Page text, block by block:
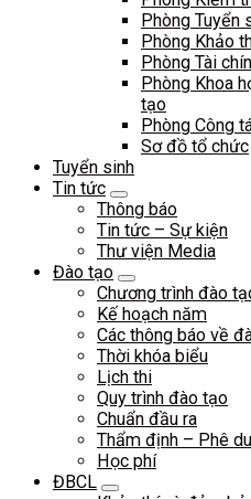
Phòng Tuyển
Phòng Khảo
Phòng Tài
Phòng Khoa
tạo
Phòng Công
Sơ đồ tổ chức
Tuyển sinh
Tin tức
Thông báo
Tin tức – Sự kiện
Thư viện Media
Đào tạo
Chương trình đào
Kế hoạch năm
Các thông báo về
Thời khóa biểu
Lịch thi
Quy trình đào tạo
Chuẩn đầu ra
Thẩm định – Phê
Học phí
ĐBCL